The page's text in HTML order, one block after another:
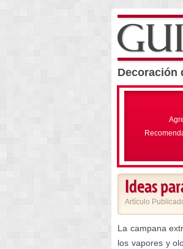
Decoración
Ideas
Artículo
La campana
los vapores y